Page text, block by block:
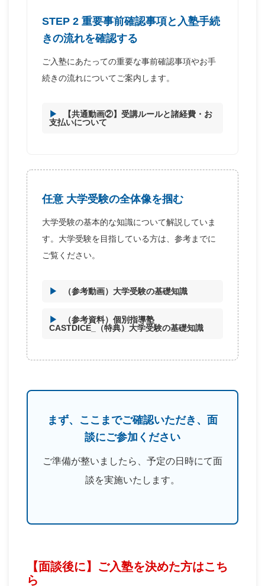
STEP 2 重要事前確認事項と入塾手続
きの流れを確認する
ご入塾にあたっての重要な事前確認事項やお手
続きの流れについてご案内します。
【共通動画②】受講ルールと諸経費・お
支払いについて
任意 大学受験の全体像を掴む
大学受験の基本的な知識について解説していま
す。大学受験を目指している方は、参考までに
ご覧ください。
（参考動画）大学受験の基礎知識
（参考資料）個別指導塾
CASTDICE_（特典）大学受験の基礎知識
まず、ここまでご確認いただき、面
談にご参加ください
ご準備が整いましたら、予定の日時にて面
談を実施いたします。
【面談後に】ご入塾を決めた方はこち
ら